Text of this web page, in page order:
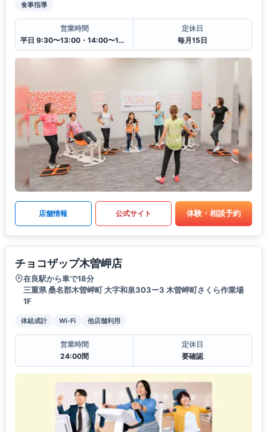
食事指導
営業時間
平日 9:30〜13:00・14:00〜19:30
定休日
毎月15日
店舗情報 公式サイト 体験・相談予約
チョコザップ木曽岬店
在良駅から車で18分
三重県 桑名郡木曽岬町 大字和泉303ー3 木曽岬町さくら作業場
1F
体組成計 Wi-Fi 他店舗利用
営業時間
24:00間
定休日
要確認